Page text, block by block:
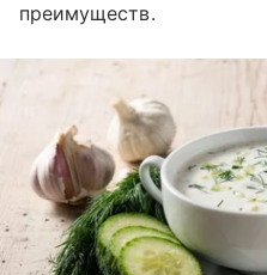
преимуществ.